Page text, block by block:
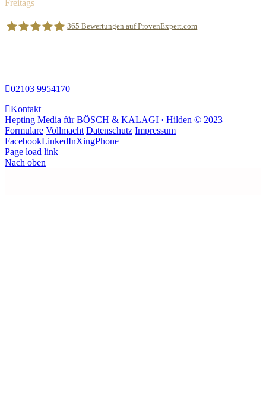
Freitags
365 Bewertungen auf ProvenExpert.com
02103 9954170
Kontakt
Hepting Media für BÖSCH & KALAGI · Hilden © 2023
Formulare Vollmacht Datenschutz Impressum
FacebookLinkedInXingPhone
Page load link
Nach oben